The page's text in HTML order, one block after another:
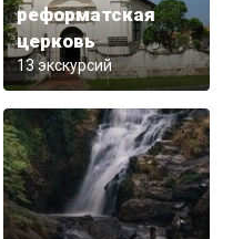
реформатская
церковь
13 экскурсий